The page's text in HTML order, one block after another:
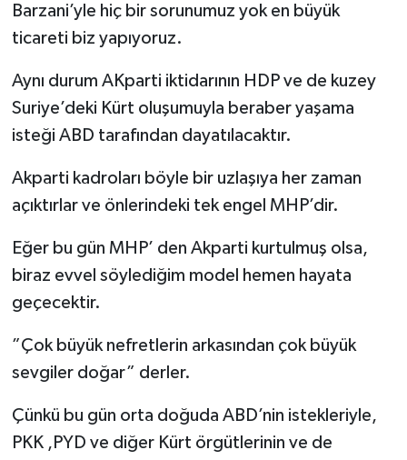
Barzani’yle hiç bir sorunumuz yok en büyük
ticareti biz yapıyoruz.
Aynı durum AKparti iktidarının HDP ve de kuzey
Suriye’deki Kürt oluşumuyla beraber yaşama
isteği ABD tarafından dayatılacaktır.
Akparti kadroları böyle bir uzlaşıya her zaman
açıktırlar ve önlerindeki tek engel MHP’dir.
Eğer bu gün MHP’ den Akparti kurtulmuş olsa,
biraz evvel söylediğim model hemen hayata
geçecektir.
”Çok büyük nefretlerin arkasından çok büyük
sevgiler doğar” derler.
Çünkü bu gün orta doğuda ABD’nin istekleriyle,
PKK ,PYD ve diğer Kürt örgütlerinin ve de